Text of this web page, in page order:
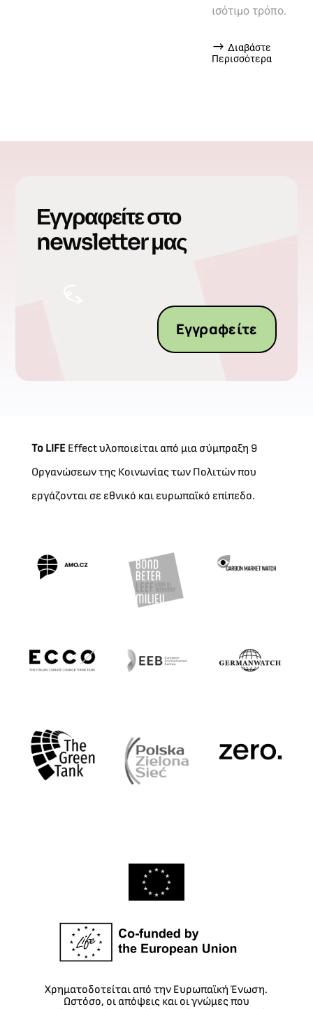
ισότιμο τρόπο.
Διαβάστε
Περισσότερα
Εγγραφείτε στο
newsletter μας
Εγγραφείτε
Το LIFE Effect υλοποιείται από μια σύμπραξη 9
Οργανώσεων της Κοινωνίας των Πολιτών που
εργάζονται σε εθνικό και ευρωπαϊκό επίπεδο.
Χρηματοδοτείται από την Ευρωπαϊκή Ένωση.
Ωστόσο, οι απόψεις και οι γνώμες που